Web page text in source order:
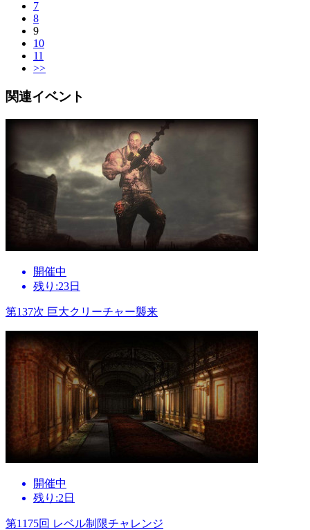
7
8
9
10
11
>>
関連イベント
開催中
残り:23日
第137次 巨大クリーチャー襲来
開催中
残り:2日
第1175回 レベル制限チャレンジ